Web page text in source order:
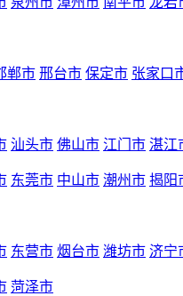
郸市 邢台市 保定市 张家口
汕头市 佛山市 江门市 湛江
东莞市 中山市 潮州市 揭阳
东营市 烟台市 潍坊市 济宁
菏泽市